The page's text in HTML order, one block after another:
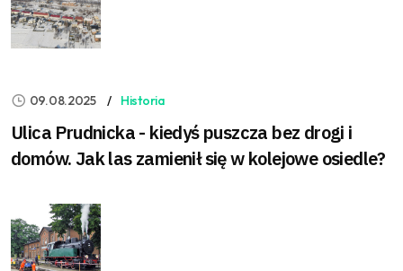
09.08.2025 Historia
Ulica Prudnicka - kiedyś puszcza bez drogi i
domów. Jak las zamienił się w kolejowe osiedle?